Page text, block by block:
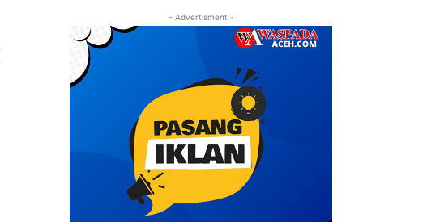
- Advertisment -